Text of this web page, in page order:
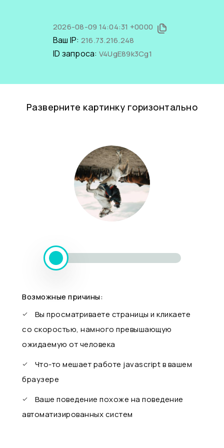
2026-08-09 14:04:31 +0000
Ваш IP: 216.73.216.248
ID запроса: V4UgE89k3Cg1
Разверните картинку горизонтально
Возможные причины:
Вы просматриваете страницы и кликаете
со скоростью, намного превышающую
ожидаемую от человека
Что-то мешает работе javascript в вашем
браузере
Ваше поведение похоже на поведение
автоматизированных систем